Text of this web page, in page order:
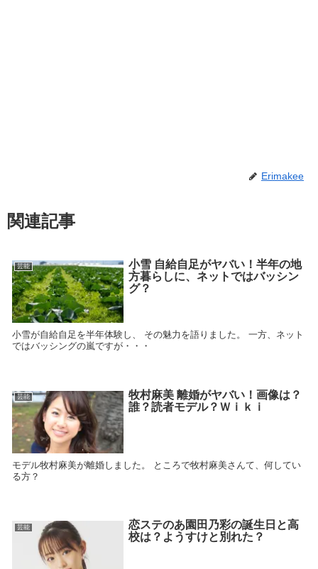
Erimakee
関連記事
芸能
小雪 自給自足がヤバい！半年の地
方暮らしに、ネットではバッシン
グ？
小雪が自給自足を半年体験し、 その魅力を語りました。 一方、ネット
ではバッシングの嵐ですが・・・
芸能
牧村麻美 離婚がヤバい！画像は？
誰？読者モデル？Ｗｉｋｉ
モデル牧村麻美が離婚しました。 ところで牧村麻美さんて、何してい
る方？
芸能
恋ステのあ園田乃彩の誕生日と高
校は？ようすけと別れた？